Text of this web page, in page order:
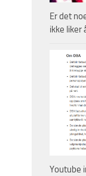
Er det
ikke liker
Youtube